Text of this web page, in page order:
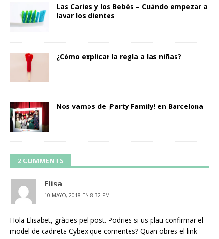
Las Caries y los Bebés – Cuándo empezar a
lavar los dientes
¿Cómo explicar la regla a las niñas?
Nos vamos de ¡Party Family! en Barcelona
2 COMMENTS
Elisa
10 MAYO, 2018 EN 8:32 PM
Hola Elisabet, gràcies pel post. Podries si us plau confirmar el
model de cadireta Cybex que comentes? Quan obres el link